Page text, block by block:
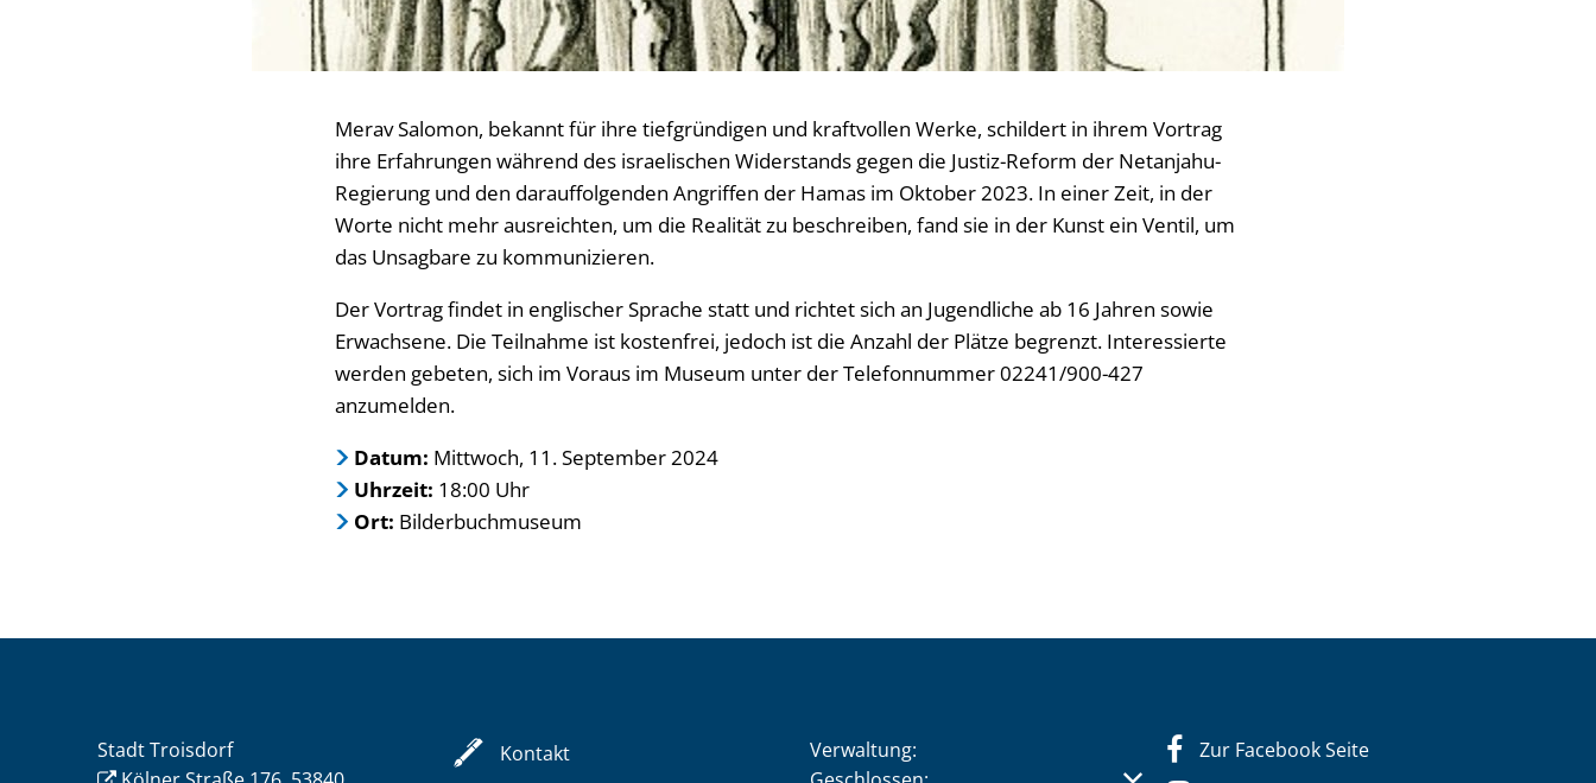
Merav Salomon, bekannt für ihre tiefgründigen und kraftvollen Werke, schildert in ihrem Vortrag
ihre Erfahrungen während des israelischen Widerstands gegen die Justiz-Reform der Netanjahu-
Regierung und den darauffolgenden Angriffen der Hamas im Oktober 2023. In einer Zeit, in der
Worte nicht mehr ausreichten, um die Realität zu beschreiben, fand sie in der Kunst ein Ventil, um
das Unsagbare zu kommunizieren.
Der Vortrag findet in englischer Sprache statt und richtet sich an Jugendliche ab 16 Jahren sowie
Erwachsene. Die Teilnahme ist kostenfrei, jedoch ist die Anzahl der Plätze begrenzt. Interessierte
werden gebeten, sich im Voraus im Museum unter der Telefonnummer 02241/900-427
anzumelden.
Datum: Mittwoch, 11. September 2024
Uhrzeit: 18:00 Uhr
Ort: Bilderbuchmuseum
Stadt Troisdorf
Kontakt
Verwaltung:
Zur Facebook Seite